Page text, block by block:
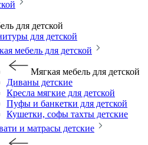
для детской
для детской
мебель для детской
Мягкая мебель для детской
Диваны детские
Кресла мягкие для детской
Пуфы и банкетки для детской
Кушетки, софы тахты детские
и матрасы детские